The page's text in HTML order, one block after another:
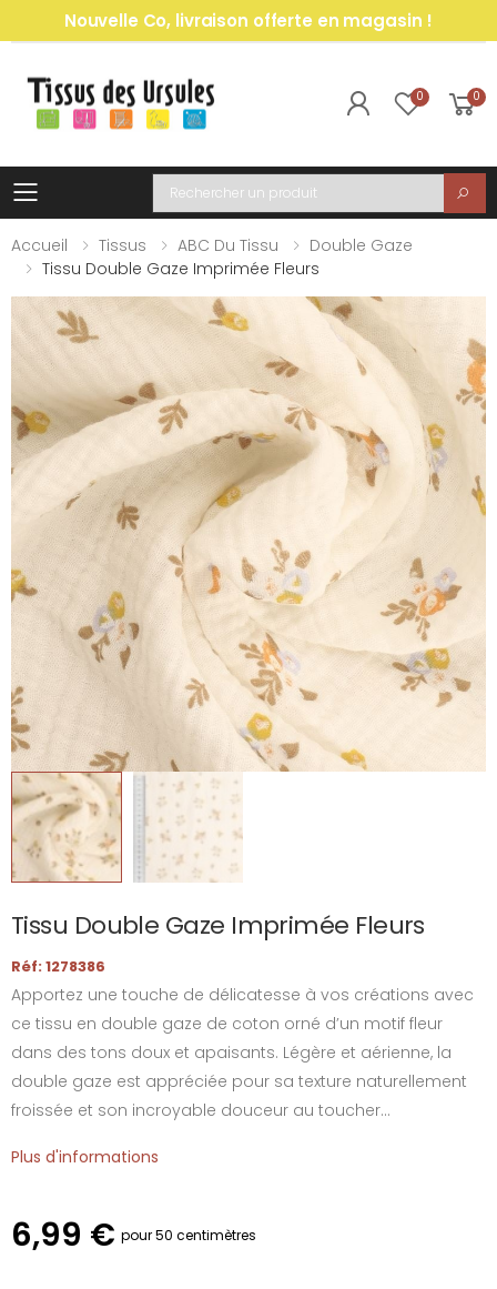
Nouvelle Co, livraison offerte en magasin !
0 0
Toggle mobile menu
Recherche
Accueil
Tissus ABC Du Tissu
Double Gaze
Tissu Double Gaze Imprimée Fleurs
Tissu Double Gaze Imprimée Fleurs
Réf: 1278386
Apportez une touche de délicatesse à vos créations avec
ce tissu en double gaze de coton orné d’un motif fleur
dans des tons doux et apaisants. Légère et aérienne, la
double gaze est appréciée pour sa texture naturellement
froissée et son incroyable douceur au toucher...
Plus d'informations
6,99 € pour 50 centimètres